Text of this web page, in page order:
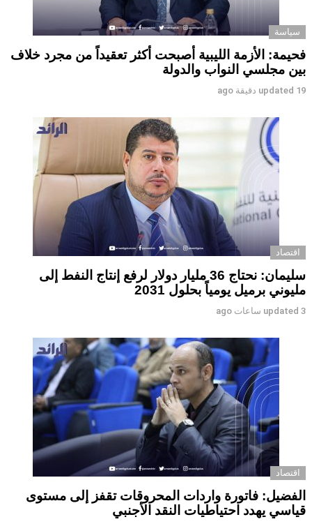
سياسة
فحيمة: الأزمة الليبية أصبحت أكثر تعقيداً من مجرد خلاف
بين مجلسي النواب والدولة
updated 19 دقيقة ago
اقتصاد
سليمان: نحتاج 36 مليار دولار لرفع إنتاج النفط إلى
مليوني برميل يومياً بحلول 2031
updated 3 ساعات ago
اقتصاد
الفضيل: فاتورة واردات المحروقات تقفز إلى مستوى
قياسي يهدد احتياطيات النقد الأجنبي